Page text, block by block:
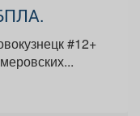
#12+
школе против БПЛА Кемеровских...